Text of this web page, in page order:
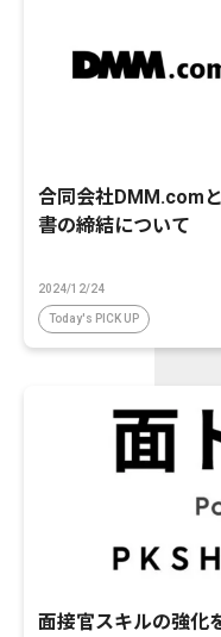
合同会社DMM.com
書の締結について
2024/12/24
Today's PICK UP
面接官スキルの強化